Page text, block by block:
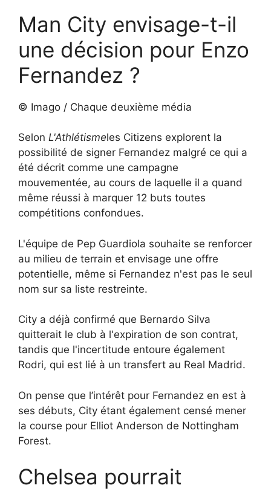
Man City envisage-t-il
une décision pour Enzo
Fernandez ?
© Imago / Chaque deuxième média
Selon L'Athlétismeles Citizens explorent la
possibilité de signer Fernandez malgré ce qui a
été décrit comme une campagne
mouvementée, au cours de laquelle il a quand
même réussi à marquer 12 buts toutes
compétitions confondues.
L'équipe de Pep Guardiola souhaite se renforcer
au milieu de terrain et envisage une offre
potentielle, même si Fernandez n'est pas le seul
nom sur sa liste restreinte.
City a déjà confirmé que Bernardo Silva
quitterait le club à l'expiration de son contrat,
tandis que l'incertitude entoure également
Rodri, qui est lié à un transfert au Real Madrid.
On pense que l’intérêt pour Fernandez en est à
ses débuts, City étant également censé mener
la course pour Elliot Anderson de Nottingham
Forest.
Chelsea pourrait